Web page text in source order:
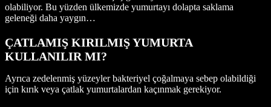
olabiliyor. Bu yüzden ülkemizde yumurtayı dolapta saklama
geleneği daha yaygın…
ÇATLAMIŞ KIRILMIŞ YUMURTA
KULLANILIR MI?
Ayrıca zedelenmiş yüzeyler bakteriyel çoğalmaya sebep olabildiği
için kırık veya çatlak yumurtalardan kaçınmak gerekiyor.